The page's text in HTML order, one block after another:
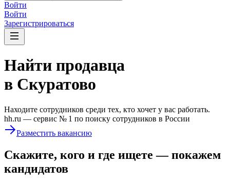
Войти
Войти
Зарегистрироваться
Найти продавца
в Скуратово
Находите сотрудников среди тех, кто хочет у вас работать.
hh.ru — сервис № 1 по поиску сотрудников в России
Разместить вакансию
Скажите, кого и где ищете — покажем
кандидатов